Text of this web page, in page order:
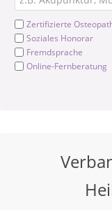
Zertifizierte
Soziales Honorar
Fremdsprache
Online-Fernberatung